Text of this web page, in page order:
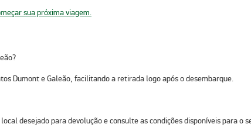
sua próxima viagem.
Dumont e Galeão, facilitando a retirada logo após o desembarque.
desejado para devolução e consulte as condições disponíveis para o